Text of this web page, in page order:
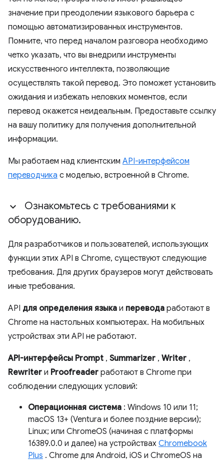
значение при преодолении языкового барьера с
помощью автоматизированных инструментов.
Помните, что перед началом разговора необходимо
четко указать, что вы внедрили инструменты
искусственного интеллекта, позволяющие
осуществлять такой перевод. Это поможет установить
ожидания и избежать неловких моментов, если
перевод окажется неидеальным. Предоставьте ссылку
на вашу политику для получения дополнительной
информации.
Мы работаем над клиентским API-интерфейсом
переводчика с моделью, встроенной в Chrome.
Ознакомьтесь с требованиями к
оборудованию.
Для разработчиков и пользователей, использующих
функции этих API в Chrome, существуют следующие
требования. Для других браузеров могут действовать
иные требования.
API для определения языка и перевода работают в
Chrome на настольных компьютерах. На мобильных
устройствах эти API не работают.
API-интерфейсы Prompt , Summarizer , Writer ,
Rewriter и Proofreader работают в Chrome при
соблюдении следующих условий:
Операционная система : Windows 10 или 11;
macOS 13+ (Ventura и более поздние версии);
Linux; или ChromeOS (начиная с платформы
16389.0.0 и далее) на устройствах Chromebook
Plus . Chrome для Android, iOS и ChromeOS на